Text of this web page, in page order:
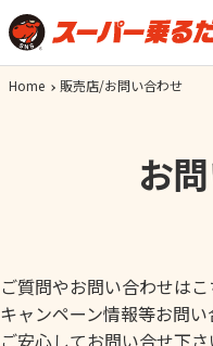
Home 販売店/お問い合わせ
お
ご質問やお問い合わせは
キャンペーン情報等お問
ご安心してお問い合せ下さ